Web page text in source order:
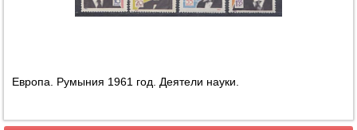
Европа. Румыния 1961 год. Деятели науки.